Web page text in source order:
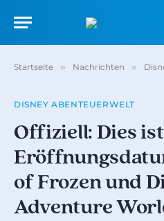
Startseite » Nachrichten »
DISNEY ABENTEUERWELT
Offiziell: Dies
of Frozen und
Adventure